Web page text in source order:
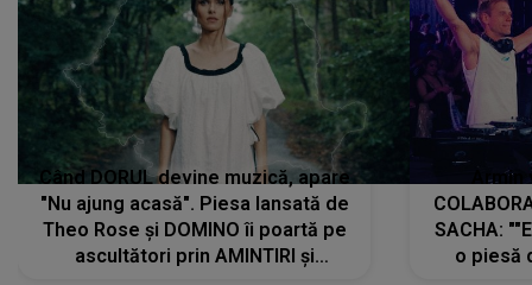
Theo Rose și DOMINO îi poartă pe
ascultători prin AMINTIRI și
REGĂSIRI, iar drumul emoțiilor
trece prin sufletul publicului:
"Pentru toți cei care au plecat
departe ca să le fie mai bine"
SACHA:
o piesă
imediat
cu mine
păstrăm